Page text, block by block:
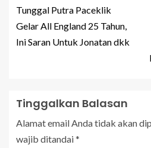
Tunggal Putra Paceklik
Gelar All England 25 Tahun,
Ini Saran Untuk Jonatan dkk
Tinggalkan Balasan
Alamat email Anda tidak akan
wajib ditandai*